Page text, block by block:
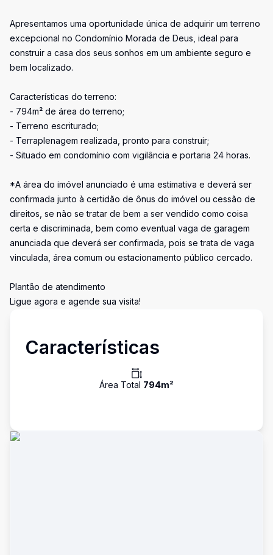
Apresentamos uma oportunidade única de adquirir um terreno
excepcional no Condomínio Morada de Deus, ideal para
construir a casa dos seus sonhos em um ambiente seguro e
bem localizado.
Características do terreno:
- 794m² de área do terreno;
- Terreno escriturado;
- Terraplenagem realizada, pronto para construir;
- Situado em condomínio com vigilância e portaria 24 horas.
*A área do imóvel anunciado é uma estimativa e deverá ser
confirmada junto à certidão de ônus do imóvel ou cessão de
direitos, se não se tratar de bem a ser vendido como coisa
certa e discriminada, bem como eventual vaga de garagem
anunciada que deverá ser confirmada, pois se trata de vaga
vinculada, área comum ou estacionamento público cercado.
Plantão de atendimento
Ligue agora e agende sua visita!
Características
Área Total 794m²